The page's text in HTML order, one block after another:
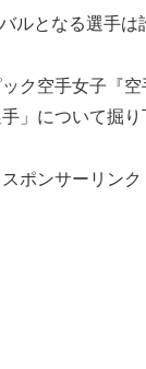
ルとなる選手は
ク空手女子『
」について掘り
スポンサーリンク